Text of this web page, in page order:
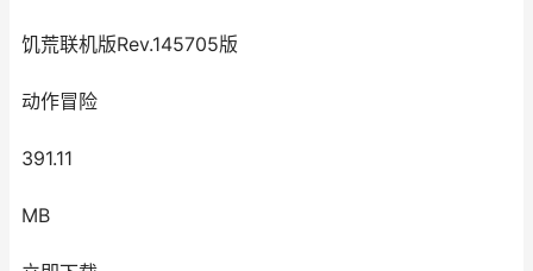
饥荒联机版Rev.145705版
动作冒险
391.11
MB